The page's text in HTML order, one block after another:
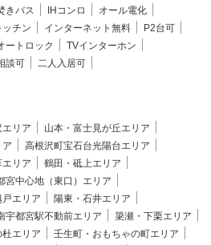
きバス IHコンロ
オール電化
チン インターネット無料
P2台可
ートロック
TVインターホン
談可
二人入居可
リア
山本・富士見が丘エリア
ア
高根沢町宝石台光陽台エリア
エリア
鶴田・砥上エリア
宮中心地（東口）エリア
エリア
陽東・石井エリア
宇都宮駅不動前エリア
簗瀬・下栗エリア
エリア
壬生町・おもちゃの町エリア